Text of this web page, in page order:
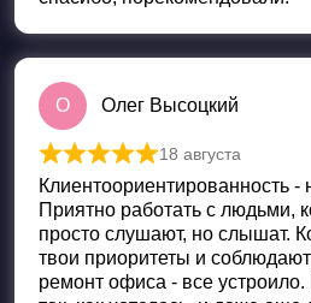
О Олег Высоцкий
Оценка5 из 5
18 августа
Клиентоориентированность -
Приятно работать с людьми,
просто слушают, но слышат.
твои приоритеты и
ремонт офиса - все